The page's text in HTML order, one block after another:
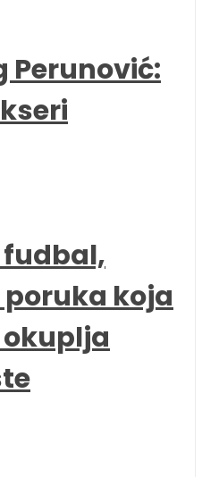
Perunović:
fudbal,
poruka koja
okuplja